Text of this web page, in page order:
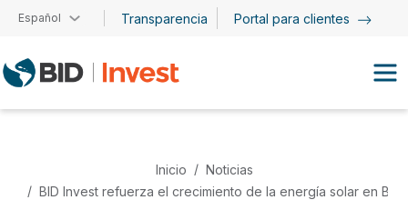
Pasar al contenido principal
Español Transparencia Portal para clientes
Inicio
Noticias
BID Invest refuerza el crecimiento de la energía solar en